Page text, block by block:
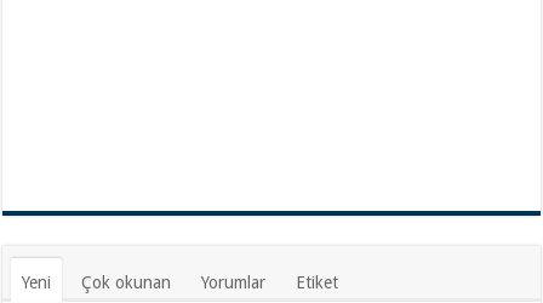
Yeni Çok okunan Yorumlar Etiket